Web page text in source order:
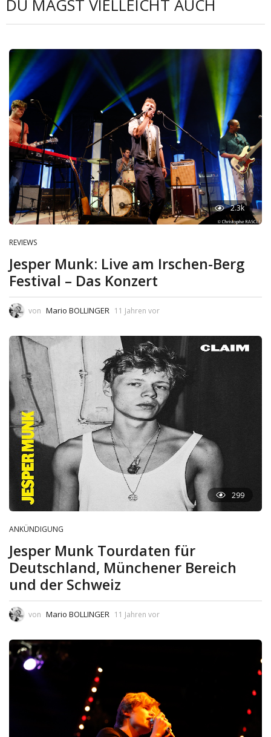
DU MAGST VIELLEICHT AUCH
2.3k
REVIEWS
Jesper Munk: Live am Irschen-Berg
Festival – Das Konzert
von Mario BOLLINGER 11 Jahren vor
299
ANKÜNDIGUNG
Jesper Munk Tourdaten für
Deutschland, Münchener Bereich
und der Schweiz
von Mario BOLLINGER 11 Jahren vor